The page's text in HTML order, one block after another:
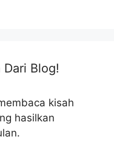
Blog!
kisah
hasilkan